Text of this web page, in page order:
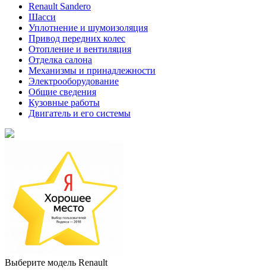
Renault Sandero
Шасси
Уплотнение и шумоизоляция
Привод передних колес
Отопление и вентиляция
Отделка салона
Механизмы и принадлежности
Электрооборудование
Общие сведения
Кузовные работы
Двигатель и его системы
Выберите модель Renault